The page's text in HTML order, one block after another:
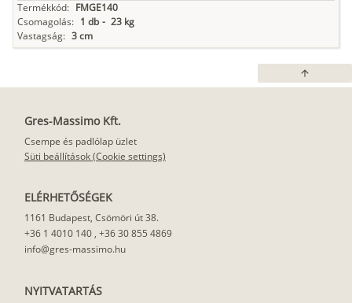
Termékkód: FMGE140
Csomagolás: 1 db - 23 kg
Vastagság: 3 cm
arrow_upward
Gres-Massimo Kft.
Csempe és padlólap üzlet
Süti beállítások (Cookie settings)
ELÉRHETŐSÉGEK
1161 Budapest, Csömöri út 38.
+36 1 4010 140 , +36 30 855 4869
info@gres-massimo.hu
NYITVATARTÁS